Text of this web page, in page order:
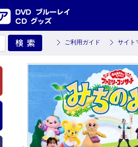
ご利用ガイド サイト